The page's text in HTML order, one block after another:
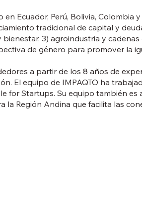
Ecuador, Perú, Bolivia, Colombia
tradicional de capital y
3) agroindustria y
de género para promover la
a partir de los 8 años de
El equipo de IMPAQTO ha
for Startups. Su equipo también es
la Región Andina que facilita las